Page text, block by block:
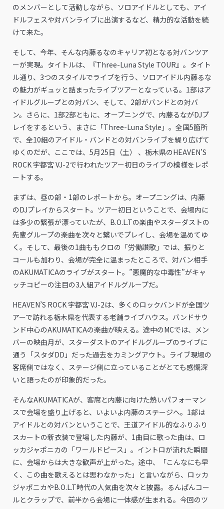
のメンバーとして活動しながら、ソロアイドルとしても、アイ
ドルフェスや対バンライブに出演するなど、精力的な活動を続
けて来た。
そして、今年、そんな内藤るなのキャリア初となる対バンツア
ーが実現。タイトルは、『Three-Luna Style TOUR』。タイト
ル通り、3つのスタイルでライブを行う、ソロアイドル内藤るな
の魅力がギュッと詰まったライブツアーとなっている。1部はア
イドルグループとの対バン、そして、2部がバンドとの対バ
ン。さらに、1部2部ともに、オープニングで、内藤るながDJプ
レイをするという、まさに「Three-Luna Style」。全国5箇所
で、全10組のアイドル・バンドとの対バンライブを繰り広げて
ゆくのだが、ここでは、5月25日（土） 、栃木県のHEAVEN’S
ROCK 宇都宮 VJ-2で行われたツアー初日のライブの模様をレポ
ートする。
まずは、昼の部・1部のレポートから。オープニングは、内藤
のDJプレイからスタート。ツアー初日ということで、会場内に
は多少の緊張が漂っていたが、B.O.L.Tの楽曲やスターダストの
先輩グループの楽曲を次々と繋いでプレイし、会場を温めてゆ
く。そして、最後の1曲ももクロの「労働讃歌」では、振りと
コールも加わり、会場が完全に温まったところで、対バン相手
のAKUMATICAのライブがスタート。”悪魔的な中毒性”がキャ
ッチコピーの注目の3人組アイドルグループだ。
HEAVEN’S ROCK 宇都宮 VJ-2は、多くのロックバンドが全国ツ
アーで訪れる栃木県を代表する老舗ライブハウス。バンドサウ
ンド中心のAKUMATICAの楽曲が映える。途中のMCでは、メン
バーの映由月が、スターダストのアイドルグループのライブに
通う「スタダDD」だった過去をカミングアウト。ライブ現場の
客席側ではなく、ステージ側に立っていることがとても感慨深
いと語ったのが印象的だった。
そんなAKUMATICAが、客席と内藤に向けた熱いパフォーマン
スで会場を盛り上げると、いよいよ内藤のステージへ。1部は
アイドルとの対バンということで、王道アイドル的なふりふり
スカートの新衣装で登場した内藤が、1曲目に歌った曲は、ロ
ッカジャポニカの「ワールドピース」。イントロが流れた瞬間
に、会場からは大きな歓声が上がった。途中、「こんなにも早
く、この曲を歌えるとは思わなかった」と言いながら、ロッカ
ジャポニカやB.O.L.T時代の人気曲を次々と披露。るんぱんコー
ルとクラップで、前半から会場に一体感が生まれる。今回のツ